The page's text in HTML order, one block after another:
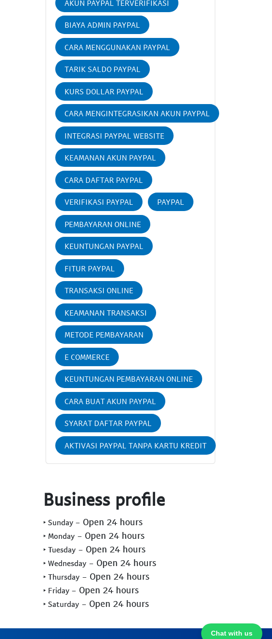
AKUN PAYPAL TERVERIFIKASI
BIAYA ADMIN PAYPAL
CARA MENGGUNAKAN PAYPAL
TARIK SALDO PAYPAL
KURS DOLLAR PAYPAL
CARA MENGINTEGRASIKAN AKUN PAYPAL
INTEGRASI PAYPAL WEBSITE
KEAMANAN AKUN PAYPAL
CARA DAFTAR PAYPAL
VERIFIKASI PAYPAL PAYPAL
PEMBAYARAN ONLINE
KEUNTUNGAN PAYPAL
FITUR PAYPAL
TRANSAKSI ONLINE
KEAMANAN TRANSAKSI
METODE PEMBAYARAN
E COMMERCE
KEUNTUNGAN PEMBAYARAN ONLINE
CARA BUAT AKUN PAYPAL
SYARAT DAFTAR PAYPAL
AKTIVASI PAYPAL TANPA KARTU KREDIT
Chat with us
Business profile
‣ Sunday - Open 24 hours
‣ Monday - Open 24 hours
‣ Tuesday - Open 24 hours
‣ Wednesday - Open 24 hours
‣ Thursday - Open 24 hours
‣ Friday - Open 24 hours
‣ Saturday - Open 24 hours